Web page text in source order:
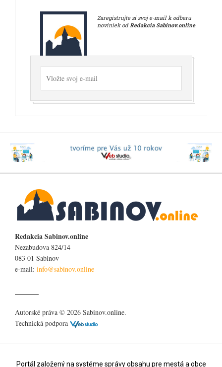
Zaregistrujte si svoj e-mail k odberu
noviniek odRedakcia Sabinov.online.
Redakcia Sabinov.online
Nezabudova 824/14
083 01 Sabinov
e-mail:
Autorské práva © 2026 Sabinov.online.
Technická podpora
Portál založený na systéme správy obsahu pre mestá a obce